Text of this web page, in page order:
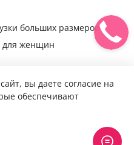
больших размеров
для женщин
сайт компании «Фабрика
одежды оптом и в розницу с
вы даете согласие на
обеспечивают